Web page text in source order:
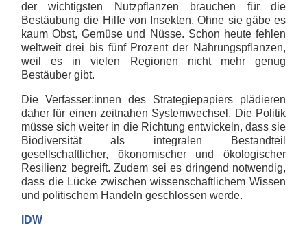
der wichtigsten Nutzpflanzen brauchen für die
Bestäubung die Hilfe von Insekten. Ohne sie gäbe es
kaum Obst, Gemüse und Nüsse. Schon heute fehlen
weltweit drei bis fünf Prozent der Nahrungspflanzen,
weil es in vielen Regionen nicht mehr genug
Bestäuber gibt.
Die Verfasser:innen des Strategiepapiers plädieren
daher für einen zeitnahen Systemwechsel. Die Politik
müsse sich weiter in die Richtung entwickeln, dass sie
Biodiversität als integralen Bestandteil
gesellschaftlicher, ökonomischer und ökologischer
Resilienz begreift. Zudem sei es dringend notwendig,
dass die Lücke zwischen wissenschaftlichem Wissen
und politischem Handeln geschlossen werde.
IDW